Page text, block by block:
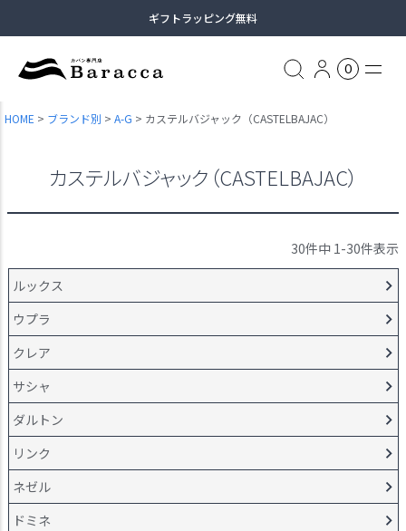
ギフトラッピング無料
全商品送料無料（沖縄・一部離島除く）
0
HOME ブランド別 A-G カステルバジャック（CASTELBAJAC）
カステルバジャック（CASTELBAJAC）
30件中 1-30件表示
ルックス
ウプラ
クレア
サシャ
ダルトン
リンク
ネゼル
ドミネ